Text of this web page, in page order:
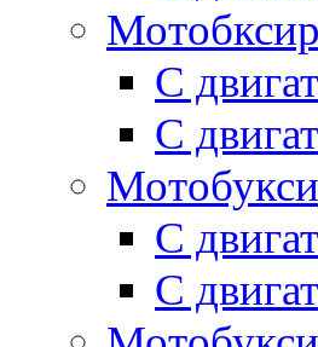
С
С
С
С